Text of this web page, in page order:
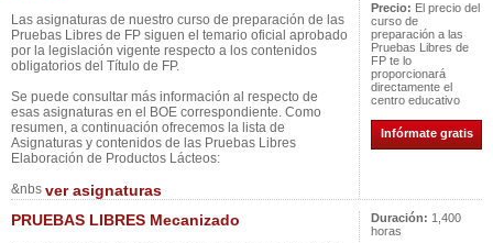
Las asignaturas de nuestro curso de preparación de las
Pruebas Libres de FP siguen el temario oficial aprobado
por la legislación vigente respecto a los contenidos
obligatorios del Título de FP.
Se puede consultar más información al respecto de
esas asignaturas en el BOE correspondiente. Como
resumen, a continuación ofrecemos la lista de
Asignaturas y contenidos de las Pruebas Libres
Elaboración de Productos Lácteos:
&nbs ver asignaturas
Precio: El precio del
curso de
preparación a las
Pruebas Libres de
FP te lo
proporcionará
directamente el
centro educativo
Infórmate gratis
PRUEBAS LIBRES Mecanizado Duración: 1,400
horas